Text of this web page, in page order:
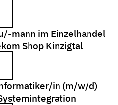
mann im Einzelhandel
Shop Kinzigtal
in (m/w/d)